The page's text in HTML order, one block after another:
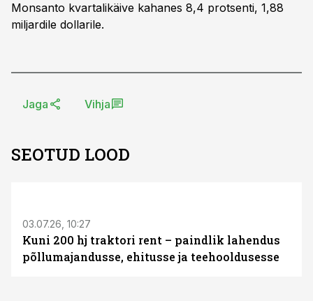
Monsanto kvartalikäive kahanes 8,4 protsenti, 1,88
miljardile dollarile.
Jaga Vihja
SEOTUD LOOD
03.07.26, 10:27
Kuni 200 hj traktori rent – paindlik lahendus
põllumajandusse, ehitusse ja teehooldusesse